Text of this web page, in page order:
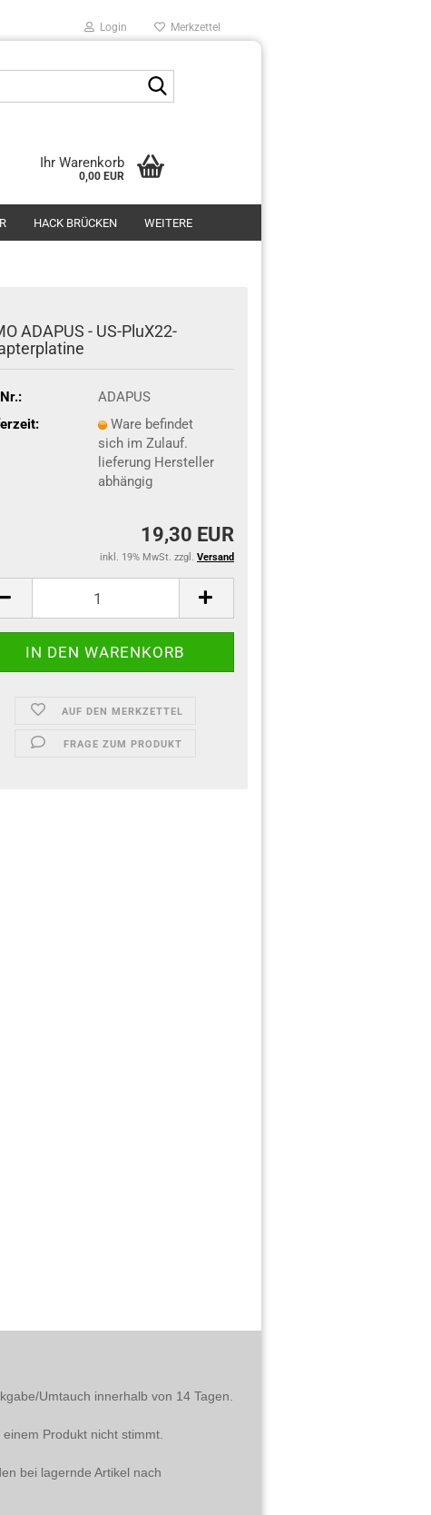
Login Merkzettel
Ihr Warenkorb
0,00 EUR
HACK BRÜCKEN WEITERE
ADAPUS - US-PluX22-
ADAPUS
Ware befindet
sich im Zulauf.
lieferung Hersteller
abhängig
19,30 EUR
inkl. 19% MwSt. zzgl. Versand
AUF DEN MERKZETTEL
FRAGE ZUM PRODUKT
Umtauch innerhalb von 14 Tagen.
Produkt nicht stimmt.
bei lagernde Artikel nach